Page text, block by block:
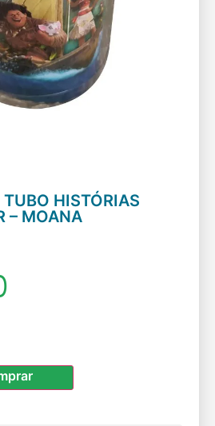
HISTÓRIAS
– MOANA